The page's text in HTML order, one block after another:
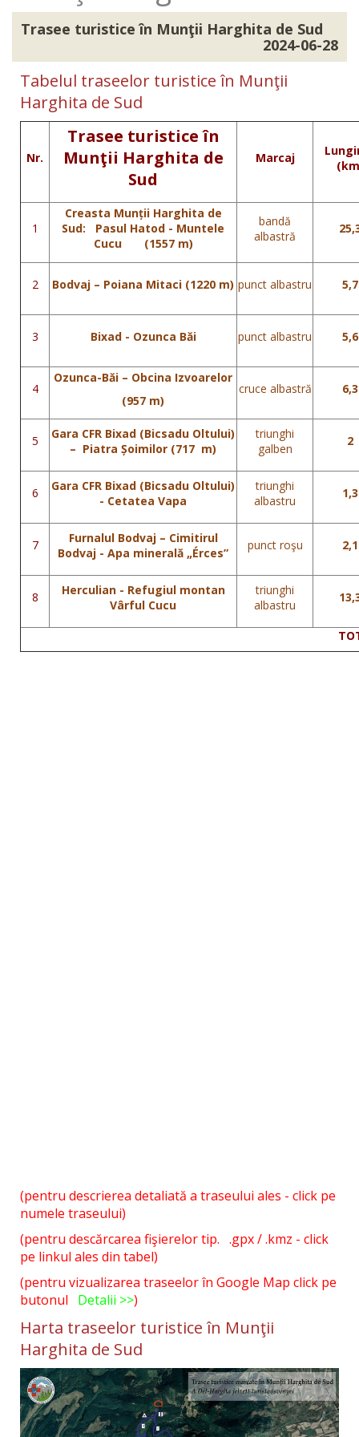
Trasee turistice în Munţii Harghita de Sud
2024-06-28
Tabelul traseelor turistice în Munţii
Harghita de Sud
Nr.
Trasee turistice în
Munţii Harghita de
Sud
Marcaj
1
Creasta Munții Harghita de
Sud: Pasul Hatod - Muntele
Cucu (1557 m)
bandă
albastră
2 Bodvaj – Poiana Mitaci (1220 m) punct albastru 5,7
3 Bixad - Ozunca Băi punct albastru 5,6
4
Ozunca-Băi – Obcina Izvoarelor
(957 m)
cruce albastră 6,3
5
Gara CFR Bixad (Bicsadu Oltului)
– Piatra Șoimilor (717 m)
triunghi
galben
2
6
Gara CFR Bixad (Bicsadu Oltului)
- Cetatea Vapa
triunghi
albastru
1,3
7
Furnalul Bodvaj – Cimitirul
Bodvaj - Apa minerală „Érces”
punct roşu 2,1
8
Herculian - Refugiul montan
Vârful Cucu
triunghi
albastru
TOTAL: 61,6
(pentru descrierea detaliată a traseului ales - click pe
numele traseului)
(pentru descărcarea fişierelor tip. .gpx / .kmz - click
pe linkul ales din tabel)
(pentru vizualizarea traseelor în Google Map click pe
butonul
Detalii >>)
Harta traseelor turistice în Munţii
Harghita de Sud